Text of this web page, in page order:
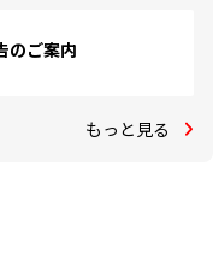
のご案内
もっと見る